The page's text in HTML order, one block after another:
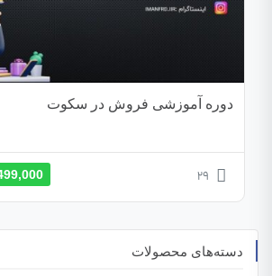
دوره آموزشی فروش در سکوت
29
قیمت
اصلی
دسته‌های محصولات